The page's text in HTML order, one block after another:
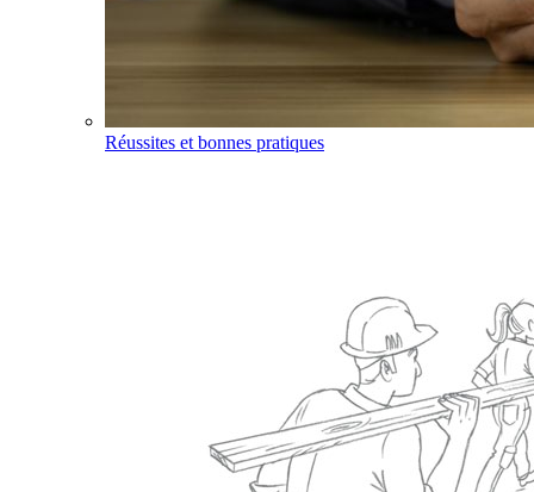
Réussites et bonnes pratiques